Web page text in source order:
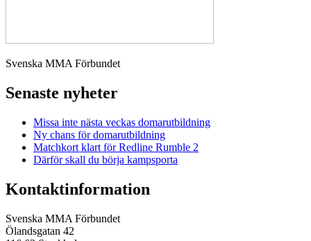
Svenska MMA Förbundet
Senaste nyheter
Missa inte nästa veckas domarutbildning
Ny chans för domarutbildning
Matchkort klart för Redline Rumble 2
Därför skall du börja kampsporta
Kontaktinformation
Svenska MMA Förbundet
Ölandsgatan 42